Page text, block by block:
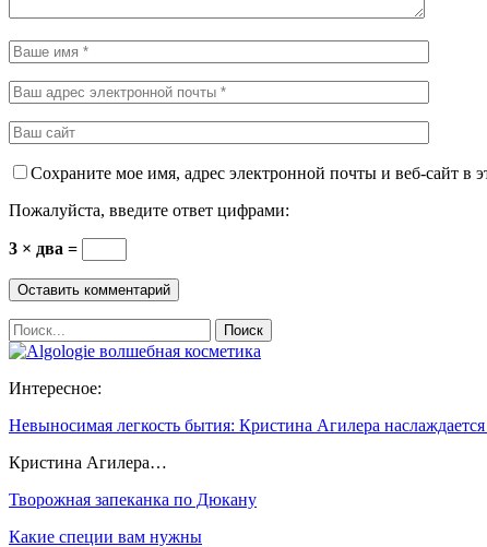
Сохраните мое имя, адрес электронной почты и веб-сайт в
Пожалуйста, введите ответ цифрами:
3 × два =
Интересное:
Невыносимая легкость бытия: Кристина Агилера
Кристина Агилера…
Творожная запеканка по Дюкану
Какие специи вам нужны